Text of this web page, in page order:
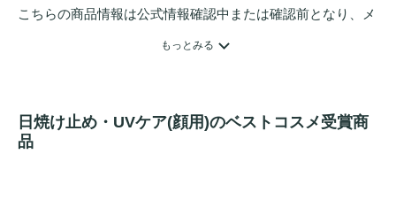
こちらの商品情報は公式情報確認中または確認前となり、メ
部刺激を受けた肌をやさしく整えるトリプル機能性サンクリ
ーム（UVカット・美白ケア・シワ改善）。SPF50+
もっとみる
日焼け止め・UVケア(顔用)のベストコスメ受賞商
品